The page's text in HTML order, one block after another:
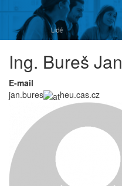
Ing. Bureš Jan
E-mail
jan.bures
heu.cas.cz